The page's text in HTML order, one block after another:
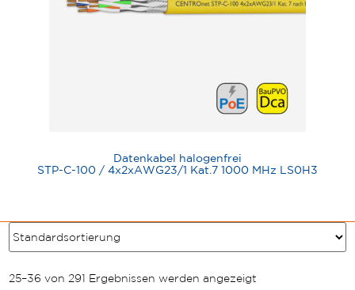
Datenkabel halogenfrei
STP-C-100 / 4x2xAWG23/1 Kat.7 1000 MHz LS0H3
25–36 von 291 Ergebnissen werden angezeigt